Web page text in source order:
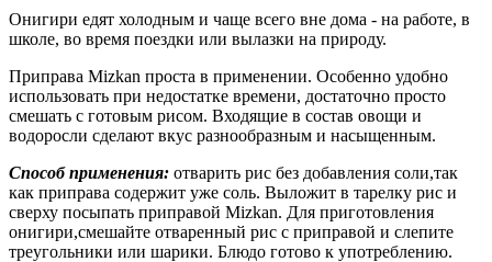
Онигири едят холодным и чаще всего вне дома - на работе, в
школе, во время поездки или вылазки на природу.
Приправа Mizkan проста в применении. Особенно удобно
использовать при недостатке времени, достаточно просто
смешать с готовым рисом. Входящие в состав овощи и
водоросли сделают вкус разнообразным и насыщенным.
Способ применения: отварить рис без добавления соли,так
как приправа содержит уже соль. Выложит в тарелку рис и
сверху посыпать приправой Mizkan. Для приготовления
онигири,смешайте отваренный рис с приправой и слепите
треугольники или шарики. Блюдо готово к употреблению.